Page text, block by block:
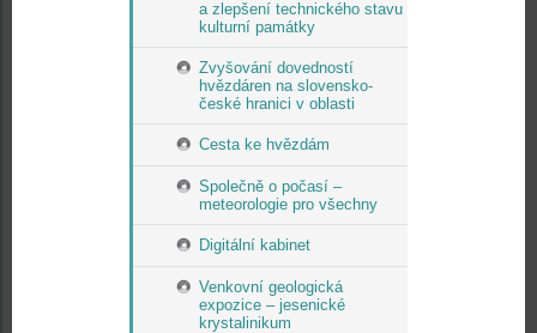
a zlepšení technického stavu
kulturní památky
Zvyšování dovedností
hvězdáren na slovensko-
české hranici v oblasti
Cesta ke hvězdám
Společně o počasí –
meteorologie pro všechny
Digitální kabinet
Venkovní geologická
expozice – jesenické
krystalinikum